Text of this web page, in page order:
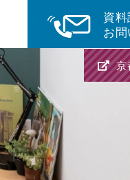
資
お
京